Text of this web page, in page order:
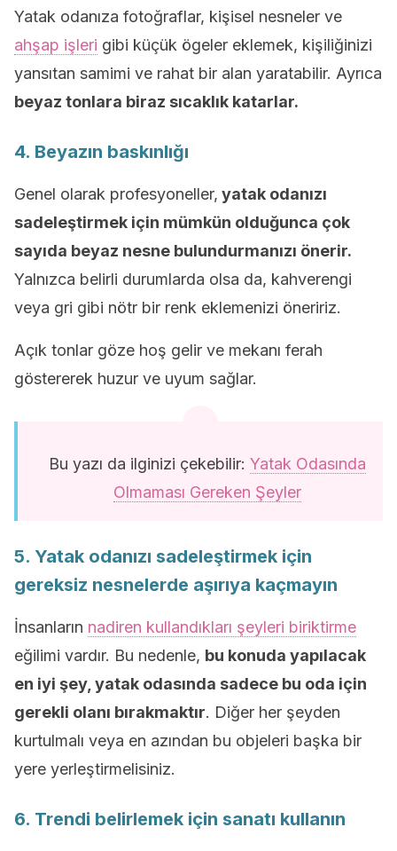
Yatak odanıza fotoğraflar, kişisel nesneler ve
ahşap işleri gibi küçük ögeler eklemek, kişiliğinizi
yansıtan samimi ve rahat bir alan yaratabilir. Ayrıca
beyaz tonlara biraz sıcaklık katarlar.
4. Beyazın baskınlığı
Genel olarak profesyoneller, yatak odanızı
sadeleştirmek için mümkün olduğunca çok
sayıda beyaz nesne bulundurmanızı önerir.
Yalnızca belirli durumlarda olsa da, kahverengi
veya gri gibi nötr bir renk eklemenizi öneririz.
Açık tonlar göze hoş gelir ve mekanı ferah
göstererek huzur ve uyum sağlar.
Bu yazı da ilginizi çekebilir: Yatak Odasında
Olmaması Gereken Şeyler
5. Yatak odanızı sadeleştirmek için
gereksiz nesnelerde aşırıya kaçmayın
İnsanların nadiren kullandıkları şeyleri biriktirme
eğilimi vardır. Bu nedenle, bu konuda yapılacak
en iyi şey, yatak odasında sadece bu oda için
gerekli olanı bırakmaktır. Diğer her şeyden
kurtulmalı veya en azından bu objeleri başka bir
yere yerleştirmelisiniz.
6. Trendi belirlemek için sanatı kullanın